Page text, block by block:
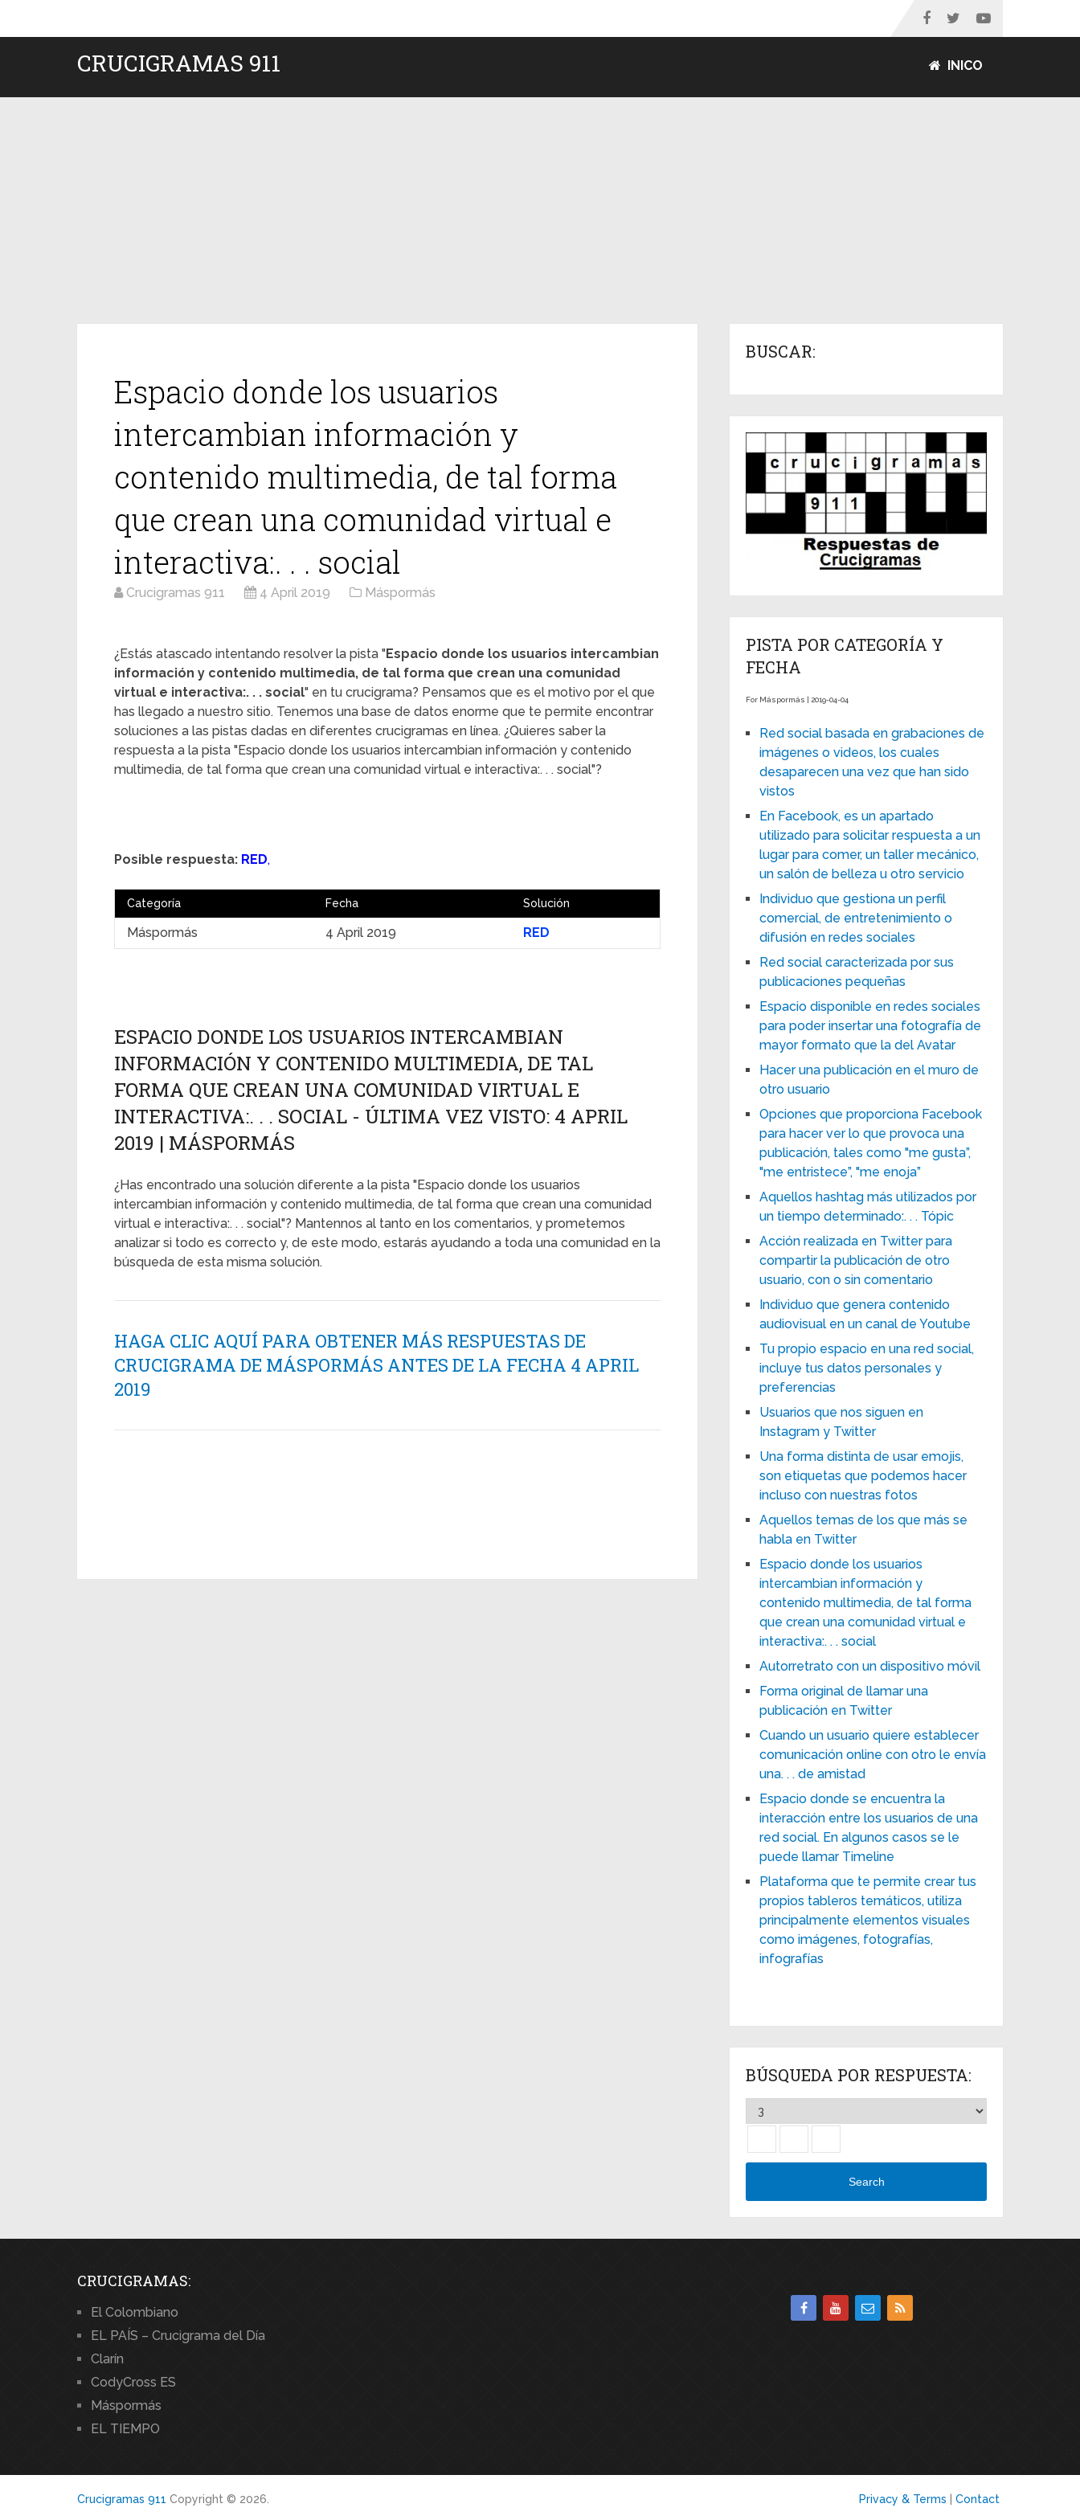
CRUCIGRAMAS 911 INICO
Espacio donde los usuarios
intercambian información y
contenido multimedia, de tal forma
que crean una comunidad virtual e
interactiva:. . . social
Crucigramas 911 4 April 2019 Máspormás
¿Estás atascado intentando resolver la pista "Espacio donde los usuarios intercambian
información y contenido multimedia, de tal forma que crean una comunidad
virtual e interactiva:. . . social" en tu crucigrama? Pensamos que es el motivo por el que
has llegado a nuestro sitio. Tenemos una base de datos enorme que te permite encontrar
soluciones a las pistas dadas en diferentes crucigramas en línea. ¿Quieres saber la
respuesta a la pista "Espacio donde los usuarios intercambian información y contenido
multimedia, de tal forma que crean una comunidad virtual e interactiva:. . . social"?
Posible respuesta: RED,
Categoría Fecha Solución
Máspormás 4 April 2019 RED
ESPACIO DONDE LOS USUARIOS INTERCAMBIAN
INFORMACIÓN Y CONTENIDO MULTIMEDIA, DE TAL
FORMA QUE CREAN UNA COMUNIDAD VIRTUAL E
INTERACTIVA:. . . SOCIAL - ÚLTIMA VEZ VISTO: 4 APRIL
2019 | MÁSPORMÁS
¿Has encontrado una solución diferente a la pista "Espacio donde los usuarios
intercambian información y contenido multimedia, de tal forma que crean una comunidad
virtual e interactiva:. . . social"? Mantennos al tanto en los comentarios, y prometemos
analizar si todo es correcto y, de este modo, estarás ayudando a toda una comunidad en la
búsqueda de esta misma solución.
HAGA CLIC AQUÍ PARA OBTENER MÁS RESPUESTAS DE
CRUCIGRAMA DE MÁSPORMÁS ANTES DE LA FECHA 4 APRIL
2019
BUSCAR:
PISTA POR CATEGORÍA Y
FECHA
For Máspormás | 2019-04-04
Red social basada en grabaciones de
imágenes o videos, los cuales
desaparecen una vez que han sido
vistos
En Facebook, es un apartado
utilizado para solicitar respuesta a un
lugar para comer, un taller mecánico,
un salón de belleza u otro servicio
Individuo que gestiona un perfil
comercial, de entretenimiento o
difusión en redes sociales
Red social caracterizada por sus
publicaciones pequeñas
Espacio disponible en redes sociales
para poder insertar una fotografía de
mayor formato que la del Avatar
Hacer una publicación en el muro de
otro usuario
Opciones que proporciona Facebook
para hacer ver lo que provoca una
publicación, tales como "me gusta”,
"me entristece”, "me enoja”
Aquellos hashtag más utilizados por
un tiempo determinado:. . . Tópic
Acción realizada en Twitter para
compartir la publicación de otro
usuario, con o sin comentario
Individuo que genera contenido
audiovisual en un canal de Youtube
Tu propio espacio en una red social,
incluye tus datos personales y
preferencias
Usuarios que nos siguen en
Instagram y Twitter
Una forma distinta de usar emojis,
son etiquetas que podemos hacer
incluso con nuestras fotos
Aquellos temas de los que más se
habla en Twitter
Espacio donde los usuarios
intercambian información y
contenido multimedia, de tal forma
que crean una comunidad virtual e
interactiva:. . . social
Autorretrato con un dispositivo móvil
Forma original de llamar una
publicación en Twitter
Cuando un usuario quiere establecer
comunicación online con otro le envía
una. . . de amistad
Espacio donde se encuentra la
interacción entre los usuarios de una
red social. En algunos casos se le
puede llamar Timeline
Plataforma que te permite crear tus
propios tableros temáticos, utiliza
principalmente elementos visuales
como imágenes, fotografías,
infografías
BÚSQUEDA POR RESPUESTA:
Search
CRUCIGRAMAS:
El Colombiano
EL PAÍS – Crucigrama del Día
Clarín
CodyCross ES
Máspormás
EL TIEMPO
Crucigramas 911 Copyright © 2026. Privacy & Terms | Contact